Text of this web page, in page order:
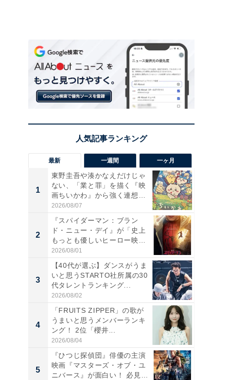
最新 一週間 一ヶ月
1
東野圭吾や湊かなえだけじゃ
ない、「業と罪」を描く『映
画ちいかわ』から強く連想し
た...
2026/08/07
2
『スパイダーマン：ブラン
ド・ニュー・デイ』が「史上
もっとも優しいヒーロー映
画」に...
2026/08/01
3
【40代が選ぶ】ダンスがうま
いと思うSTARTO社所属の30
代タレントランキング...
2026/08/02
4
「FRUITS ZIPPER」の歌が
うまいと思うメンバーランキ
ング！ 2位「櫻井...
2026/08/04
5
『ひつじ探偵団』俳優の主演
映画『マスターズ・オブ・ユ
ニバース』が面白い！ 必見